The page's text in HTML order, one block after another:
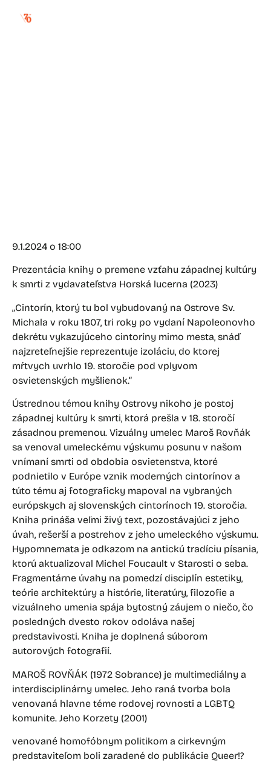
9.1.2024 o 18:00
Prezentácia knihy o premene vzťahu západnej kultúry
k smrti z vydavateľstva Horská lucerna (2023)
„Cintorín, ktorý tu bol vybudovaný na Ostrove Sv.
Michala v roku 1807, tri roky po vydaní Napoleonovho
dekrétu vykazujúceho cintoríny mimo mesta, snáď
najzreteľnejšie reprezentuje izoláciu, do ktorej
mŕtvych uvrhlo 19. storočie pod vplyvom
osvietenských myšlienok.“
Ústrednou témou knihy Ostrovy nikoho je postoj
západnej kultúry k smrti, ktorá prešla v 18. storočí
zásadnou premenou. Vizuálny umelec Maroš Rovňák
sa venoval umeleckému výskumu posunu v našom
vnímaní smrti od obdobia osvietenstva, ktoré
podnietilo v Európe vznik moderných cintorínov a
túto tému aj fotograficky mapoval na vybraných
európskych aj slovenských cintorínoch 19. storočia.
Kniha prináša veľmi živý text, pozostávajúci z jeho
úvah, rešerší a postrehov z jeho umeleckého výskumu.
Hypomnemata je odkazom na antickú tradíciu písania,
ktorú aktualizoval Michel Foucault v Starosti o seba.
Fragmentárne úvahy na pomedzí disciplín estetiky,
teórie architektúry a histórie, literatúry, filozofie a
vizuálneho umenia spája bytostný záujem o niečo, čo
posledných dvesto rokov odoláva našej
predstavivosti. Kniha je doplnená súborom
autorových fotografií.
MAROŠ ROVŇÁK (1972 Sobrance) je multimediálny a
interdisciplinárny umelec. Jeho raná tvorba bola
venovaná hlavne téme rodovej rovnosti a LGBTQ
komunite. Jeho Korzety (2001)
venované homofóbnym politikom a cirkevným
predstaviteľom boli zaradené do publikácie Queer!?